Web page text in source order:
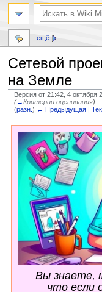
Сетевой
на Земле
Версия от 21:42, 4 октября
(→Критерии оценивания)
(разн.) ← Предыдущая |
Перейти
навигации
Перейти
поиску
Вы знаете,
что если
ещё